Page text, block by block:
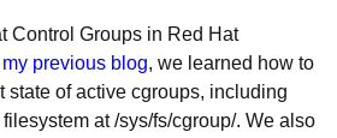
Control Groups in Red Hat
my previous blog, we learned how to
state of active cgroups, including
at /sys/fs/cgroup/. We also